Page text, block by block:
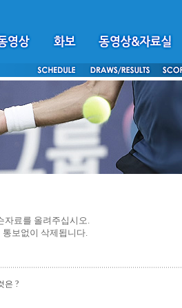
자료를 올려주십시오.
통보없이 삭제됩니다.
은 ?